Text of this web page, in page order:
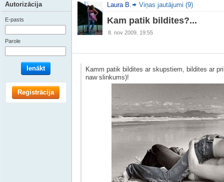
Laura B. Viņas jautājumi (9)
Kam patik bildites?...
8. nov 2009. 19:55
Kamm patik bildites ar skupstiem, bildites ar
naw slinkums)!
Autorizācija
E-pasts
Parole
Ienākt
Reģistrācija